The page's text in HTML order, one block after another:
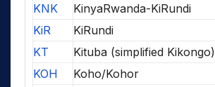
KNK
KinyaRwanda-KiRundi
KiR
KiRundi
KT
Kituba (simplified Kikongo)
KOH
Koho/Kohor